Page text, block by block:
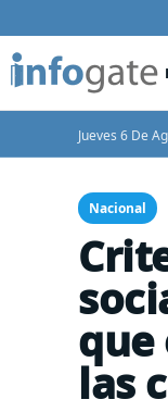
Jueves 6 De
Nacional
que
las